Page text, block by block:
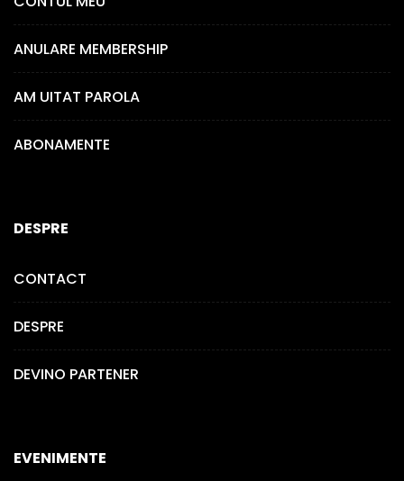
ANULARE MEMBERSHIP
AM UITAT PAROLA
ABONAMENTE
DESPRE
CONTACT
DESPRE
DEVINO PARTENER
EVENIMENTE